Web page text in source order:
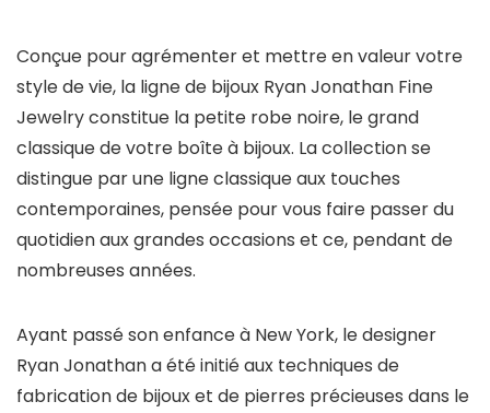
Conçue pour agrémenter et mettre en valeur votre
style de vie, la ligne de bijoux Ryan Jonathan Fine
Jewelryconstitue la petite robe noire, le grand
classique de votre boîte à bijoux. La collection se
distingue par une ligne classique aux touches
contemporaines, pensée pour vous faire passer du
quotidien aux grandes occasions et ce, pendant de
nombreuses années.
Ayant passé son enfance à New York, le designer
Ryan Jonathan a été initié aux techniques de
fabrication de bijoux et de pierres précieuses dans le